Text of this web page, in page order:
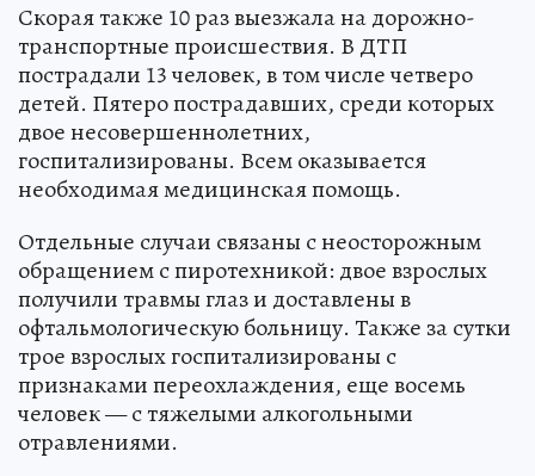
Скорая также 10 раз выезжала на дорожно-
транспортные происшествия. В ДТП
пострадали 13 человек, в том числе четверо
детей. Пятеро пострадавших, среди которых
двое несовершеннолетних,
госпитализированы. Всем оказывается
необходимая медицинская помощь.
Отдельные случаи связаны с неосторожным
обращением с пиротехникой: двое взрослых
получили травмы глаз и доставлены в
офтальмологическую больницу. Также за сутки
трое взрослых госпитализированы с
признаками переохлаждения, еще восемь
человек — с тяжелыми алкогольными
отравлениями.